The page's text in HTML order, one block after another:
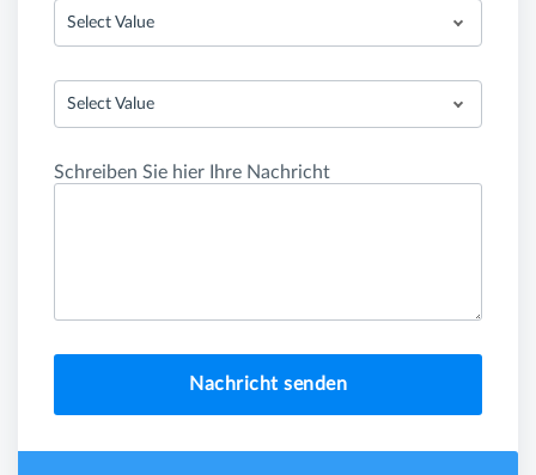
Select Value
Select Value
Schreiben Sie hier Ihre Nachricht
Nachricht senden